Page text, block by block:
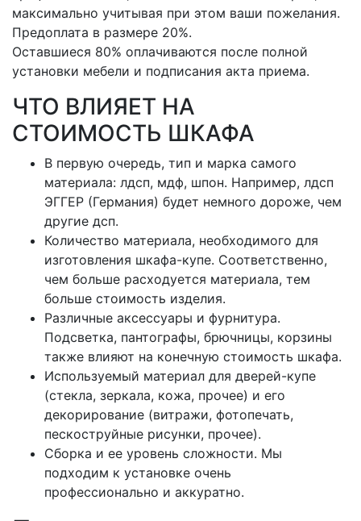
максимально учитывая при этом ваши пожелания.
Предоплата в размере 20%.
Оставшиеся 80% оплачиваются после полной
установки мебели и подписания акта приема.
ЧТО ВЛИЯЕТ НА
СТОИМОСТЬ ШКАФА
В первую очередь, тип и марка самого
материала: лдсп, мдф, шпон. Например, лдсп
ЭГГЕР (Германия) будет немного дороже, чем
другие дсп.
Количество материала, необходимого для
изготовления шкафа-купе. Соответственно,
чем больше расходуется материала, тем
больше стоимость изделия.
Различные аксессуары и фурнитура.
Подсветка, пантографы, брючницы, корзины
также влияют на конечную стоимость шкафа.
Используемый материал для дверей-купе
(стекла, зеркала, кожа, прочее) и его
декорирование (витражи, фотопечать,
пескоструйные рисунки, прочее).
Сборка и ее уровень сложности. Мы
подходим к установке очень
профессионально и аккуратно.